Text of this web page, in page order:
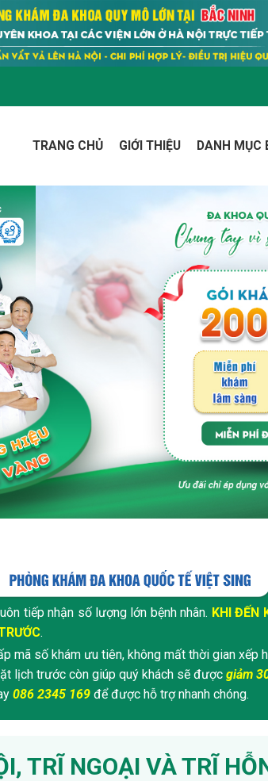
TRANG CHỦ GIỚI THIỆU DANH MỤC
tiếp nhận số lượng lớn bệnh nhân. KHI ĐẾN
.
mã số khám ưu tiên, không mất thời gian xếp
lịch trước còn giúp quý khách sẽ đượcgiảm
086 2345 169 để được hỗ trợ nhanh chóng.
TRĨ NGOẠI VÀ TRĨ